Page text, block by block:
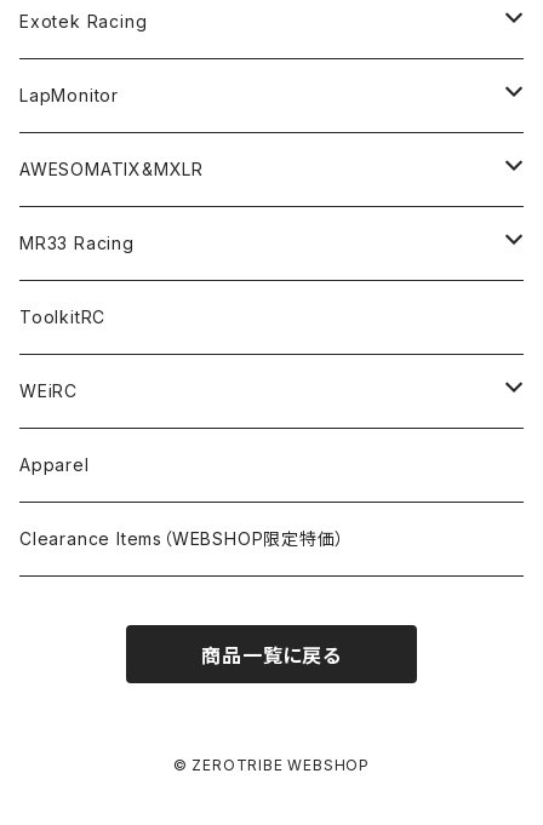
Option Parts For TRF420,420X
Option Parts For TA08/TA08R
TA08
TA08R
Option Parts For XRAY T4
Option Parts For YOKOMO BD9
Option Parts For YOKOMO BD8
Accessories
Discontinued Products
Option Parts For A800R
CREST ESC
CREST X EVO
CRESR RS120
CREST Stocki Motor
CREST Modi Motor
Special Set（ZEROTRIBEオリジナル）
LMH （1/10 190mm）
M-Chassis（1/10 W/B210-225mm）
F1（1/10）
Accessories＜バッグ/その他製品＞
Stencils＜エアブラシ用ステンシル＞
SP1＜組立キット／スペアー＆オプションパーツ＞
SP1-F＜組立キット／スペアー＆オプションパーツ＞
Awesomatix
A800MMX
A800R
XRAY
X4
X4F
Accessories
YOKOMO
BD12
BD11
MUGEN
MTC2
SANWA
Schumacher
Bodyshell Accessories
Setup Tools
Pit Accessories
Radio Accessories
Option Parts
Electronics
Tire Cleaner/Additive
Exotek Racing
Bodies
F1ULTRA
RUBBER TIRES＆WHEEL
LapMonitor
Decoder
Transponder
Accessories
AWESOMATIX&MXLR
A800R（KIT＆Spare & Optional）
A12（KIT＆Spare & Optional）
MR33 Racing
Chemicals＜ケミカル＞
Shock Oil＜ショックオイル＞
Diff Oil＜デフオイル＞
Ball Bearing Oil＜ボールベアリングオイル＞
Tires＜タイヤ関連＞
Additive＜グリップ剤＞
Glue＜瞬間接着剤＞
1/12 Racing＜1/12レーシングタイヤ用＞
OptionParts＜オプションパーツ＞
AWESOMATIX A800R＜A800R用オプション＞
Accessories＜アクセサリー＞
Pinions/Spur Gears＜ピニオン/スパーギア＞
Tools＜ドライバー他＞
Batteries＜バッテリー（バッグ,コネクター類含）＞
Safety Bags＜セーフティバッグ＞
Electronics＜電子系部品＞
ToolkitRC
WEiRC
Spring Steel Chassis
DLC Black Spring Steel Chassis
Apparel
Clearance Items（WEBSHOP限定特価）
商品一覧に戻る
© ZEROTRIBE WEBSHOP